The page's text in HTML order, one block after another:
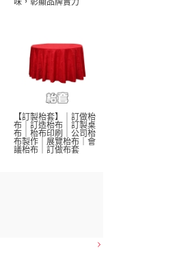
味，彰顯品牌實力
【訂製枱套】｜訂做枱
布｜訂造枱布｜訂製桌
布｜枱布印刷｜公司枱
布製作｜展覽枱布｜會
議枱布｜訂做布套